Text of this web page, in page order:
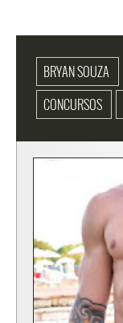
BRYAN SOUZA
CONCURSOS